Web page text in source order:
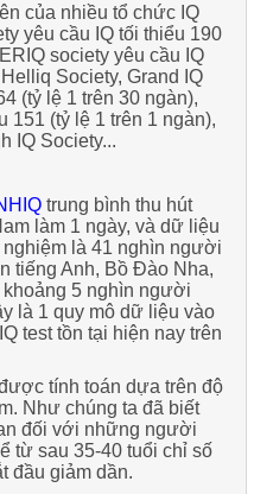
của nhiều tổ chức IQ
yêu cầu IQ tối thiểu 190
societyyêu cầu IQ
Helliq Society, Grand IQ
(tỷ lệ 1 trên 30 ngàn),
151 (tỷ lệ 1 trên 1 ngàn),
IQ Society...
trung bình thu hút
làm 1 ngày, và dữ liệu
là 41 nghìn người
tiếng Anh, Bồ Đào Nha,
5 nghìn người
là 1 quy mô dữ liệu vào
test tồn tại hiện nay trên
tính toán dựa trên độ
. Như chúng ta đã biết
đối với những người
từ sau 35-40 tuổi chỉ số
đầu giảm dần.